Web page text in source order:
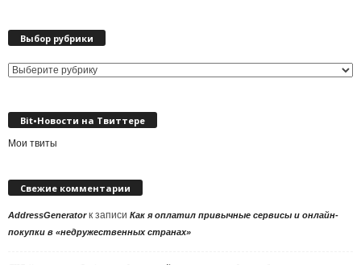
Выбор рубрики
Выбор
Bit•Новости на Твиттере
Мои твиты
Свежие комментарии
AddressGeneratorк записи Как я оплатил привычные сервисы и онлайн-
покупки в «недружественных странах»